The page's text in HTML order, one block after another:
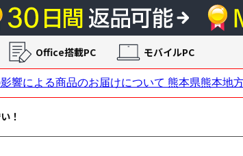
！
Office搭載PC モバイルPC